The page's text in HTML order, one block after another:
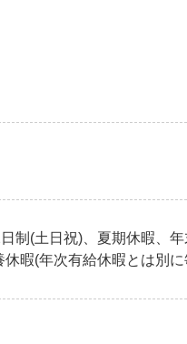
制(土日祝)、夏期休暇、
暇(年次有給休暇とは別